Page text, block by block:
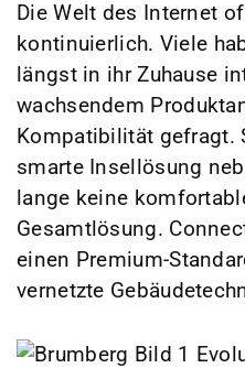
Die Welt des Internet
kontinuierlich. Viele
längst in ihr Zuhause
wachsendem
Kompatibilität gefragt.
smarte Insellösung
lange keine
Gesamtlösung.
einen Premium-
vernetzte